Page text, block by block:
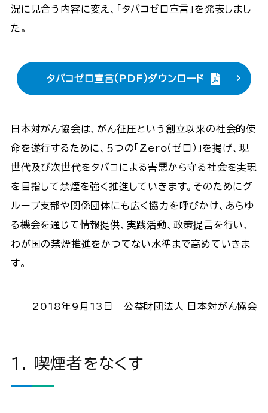
況に見合う内容に変え、「タバコゼロ宣言」を発表しまし
た。
タバコゼロ宣言（PDF）ダウンロード
日本対がん協会は、がん征圧という創立以来の社会的使
命を遂行するために、５つの「Zero（ゼロ）」を掲げ、現
世代及び次世代をタバコによる害悪から守る社会を実現
を目指して禁煙を強く推進していきます。そのためにグ
ループ支部や関係団体にも広く協力を呼びかけ、あらゆ
る機会を通じて情報提供、実践活動、政策提言を行い、
わが国の禁煙推進をかつてない水準まで高めていきま
す。
2018年9月13日 公益財団法人 日本対がん協会
1. 喫煙者をなくす